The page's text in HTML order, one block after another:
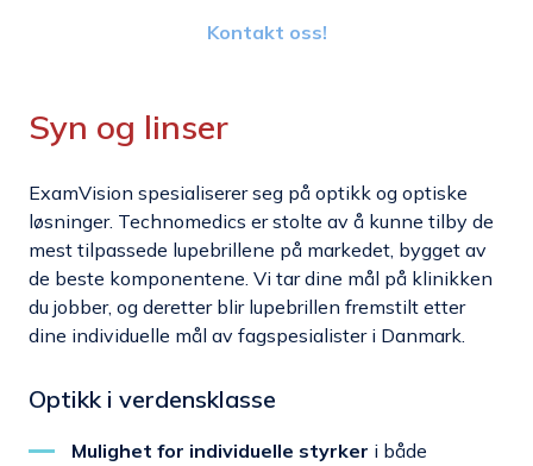
Kontakt oss!
Syn og linser
ExamVision spesialiserer seg på optikk og optiske
løsninger. Technomedics er stolte av å kunne tilby de
mest tilpassede lupebrillene på markedet, bygget av
de beste komponentene. Vi tar dine mål på klinikken
du jobber, og deretter blir lupebrillen fremstilt etter
dine individuelle mål av fagspesialister i Danmark.
Optikk i verdensklasse
Mulighet for individuelle styrker i både